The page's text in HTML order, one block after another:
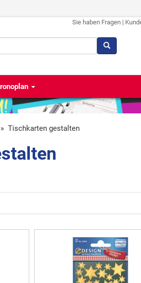
Sie haben Fragen |
» Tischkarten gestalten